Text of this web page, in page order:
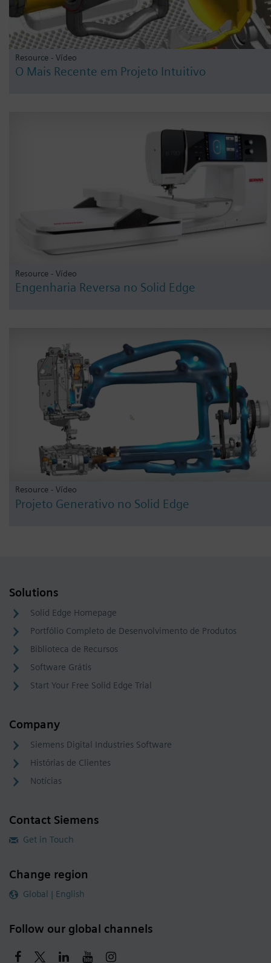
Resource - Vídeo
O Mais Recente em Projeto Intuitivo
Resource - Vídeo
Engenharia Reversa no Solid Edge
Resource - Vídeo
Projeto Generativo no Solid Edge
Solutions
Solid Edge Homepage
Portfólio Completo de Desenvolvimento de Produtos
Biblioteca de Recursos
Software Grátis
Start Your Free Solid Edge Trial
Company
Siemens Digital Industries Software
Histórias de Clientes
Notícias
Contact Siemens
Get in Touch
Change region
Global | English
Follow our global channels